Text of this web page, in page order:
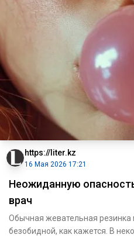
https://liter.kz
16 Мая 2026 17:21
Неожиданную
врач
Обычная жевательная резинка
безобидной, как кажется. В